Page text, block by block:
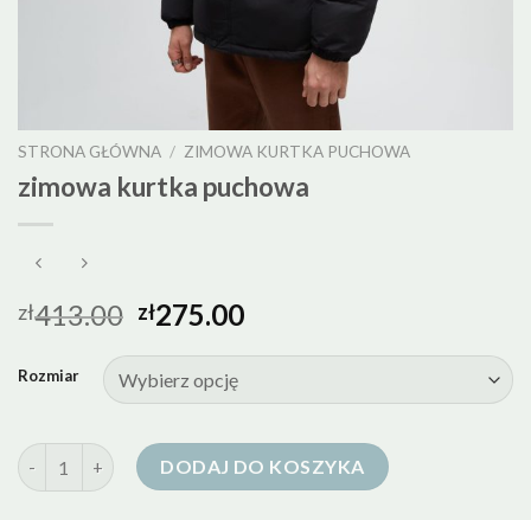
STRONA GŁÓWNA / ZIMOWA KURTKA PUCHOWA
zimowa kurtka puchowa
zł413.00 zł275.00
Rozmiar
ilość zimowa kurtka puchowaDODAJ DO KOSZYKA